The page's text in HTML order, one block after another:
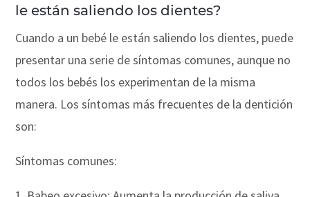
le están saliendo los dientes?
Cuando a un bebé le están saliendo los dientes, puede
presentar una serie de síntomas comunes, aunque no
todos los bebés los experimentan de la misma
manera. Los síntomas más frecuentes de la dentición
son:
Síntomas comunes: